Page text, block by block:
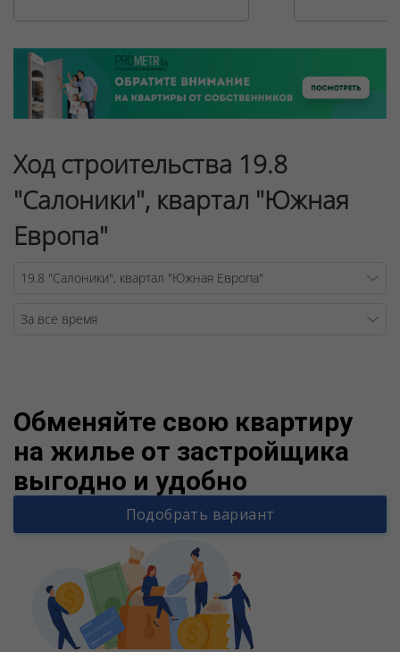
Ход строительства 19.8
"Салоники", квартал "Южная
Европа"
Обменяйте свою квартиру
на жилье от застройщика
выгодно и удобно
Подобрать вариант